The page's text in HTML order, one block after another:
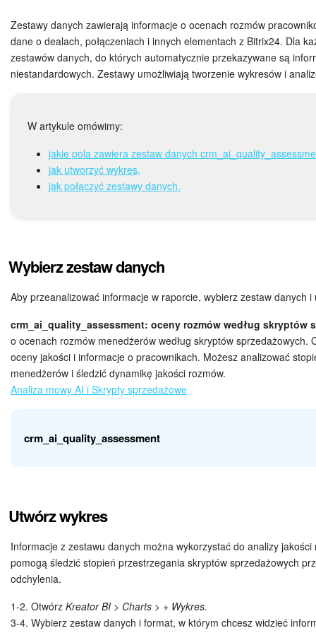
Rejestracja i autoryzacja
Poczta
Dysk
Grupy robocze
Bitrix24 Market
Strony internetowe
Zarządzanie asortymentem produktów
Ustawienia
Aplikacja desktopowa
Zestawy danych zawierają informacje o ocenach rozmów
dane o dealach, połączeniach i innych elementach z Bitrix24. Dla
zestawów danych, do których automatycznie przekazywane są
niestandardowych. Zestawy umożliwiają tworzenie wykresów i
W artykule omówimy:
jakie pola zawiera zestaw danych
jak utworzyć wykres,
jak połączyć zestawy danych.
Wybierz zestaw danych
Aby przeanalizować informacje w raporcie, wybierz zestaw danych i
crm_ai_quality_assessment: oceny rozmów według skryptów
o ocenach rozmów menedżerów według skryptów sprzedażowych.
oceny jakości i informacje o pracownikach. Możesz analizować
menedżerów i śledzić dynamikę jakości rozmów.
Analiza mowy AI i Skrypty sprzedażowe
crm_ai_quality_assessment
Pole
ID Identyfikator oceny jakości
CREATED_AT Data utworzenia oceny
Utwórz wykres
Informacje z zestawu danych można wykorzystać do analizy
pomogą śledzić stopień przestrzegania skryptów sprzedażowych
odchylenia.
1-2. Otwórz Kreator BI > Charts > + Wykres.
3-4. Wybierz zestaw danych i format, w którym chcesz widzieć